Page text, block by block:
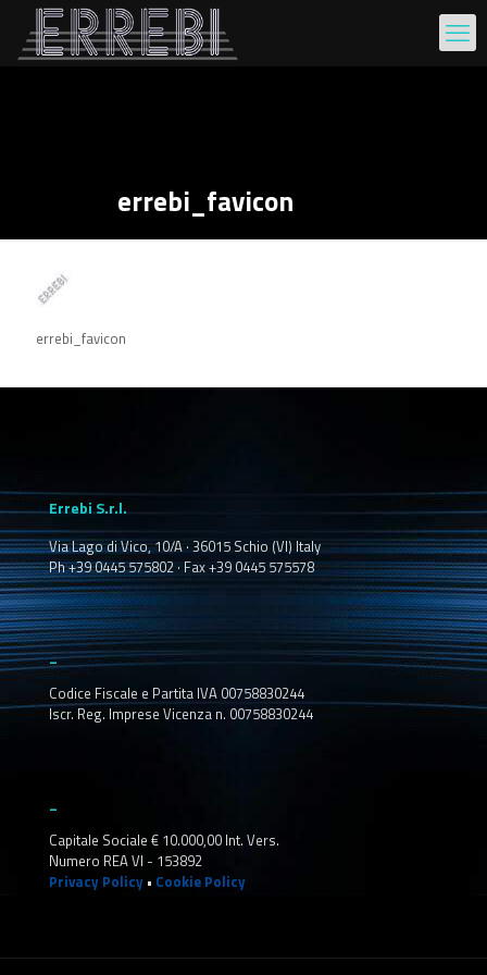
errebi_favicon
errebi_favicon
Errebi S.r.l.
Via Lago di Vico, 10/A · 36015 Schio (VI) Italy
Ph +39 0445 575802 · Fax +39 0445 575578
_
Codice Fiscale e Partita IVA 00758830244
Iscr. Reg. Imprese Vicenza n. 00758830244
Capitale Sociale € 10.000,00 Int. Vers.
Numero REA VI - 153892
Privacy Policy • Cookie Policy